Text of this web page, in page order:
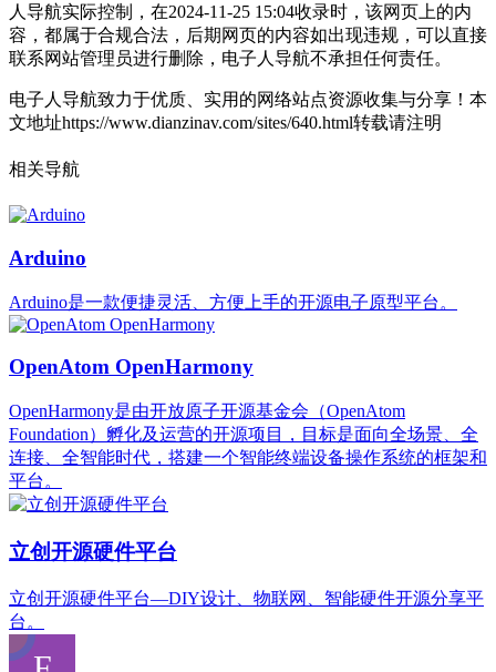
人导航实际控制，在2024-11-25 15:04收录时，该网页上的内
容，都属于合规合法，后期网页的内容如出现违规，可以直接
联系网站管理员进行删除，电子人导航不承担任何责任。
电子人导航致力于优质、实用的网络站点资源收集与分享！ 本
文地址https://www.dianzinav.com/sites/640.html转载请注明
相关导航
Arduino
Arduino是一款便捷灵活、方便上手的开源电子原型平台。
OpenAtom OpenHarmony
OpenHarmony是由开放原子开源基金会（OpenAtom
Foundation）孵化及运营的开源项目，目标是面向全场景、全
连接、全智能时代，搭建一个智能终端设备操作系统的框架和
平台。
立创开源硬件平台
立创开源硬件平台—DIY设计、物联网、智能硬件开源分享平
台。